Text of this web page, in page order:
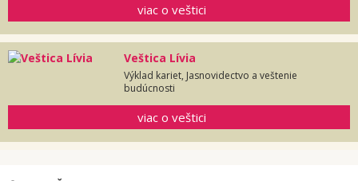
viac o veštici
Veštica Lívia
Výklad kariet, Jasnovidectvo a veštenie
budúcnosti
viac o veštici